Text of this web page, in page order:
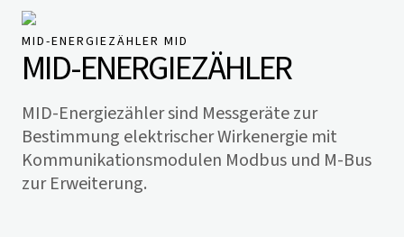
Technische Details
Downloads
MID-ENERGIEZÄHLER MID
MID-ENERGIEZÄHLER
MID-Energie­zähler sind Mess­geräte zur
Bestimmung elektrischer Wirkenergie mit
Kommunikations­modulen Modbus und M-Bus
zur Erweiterung.